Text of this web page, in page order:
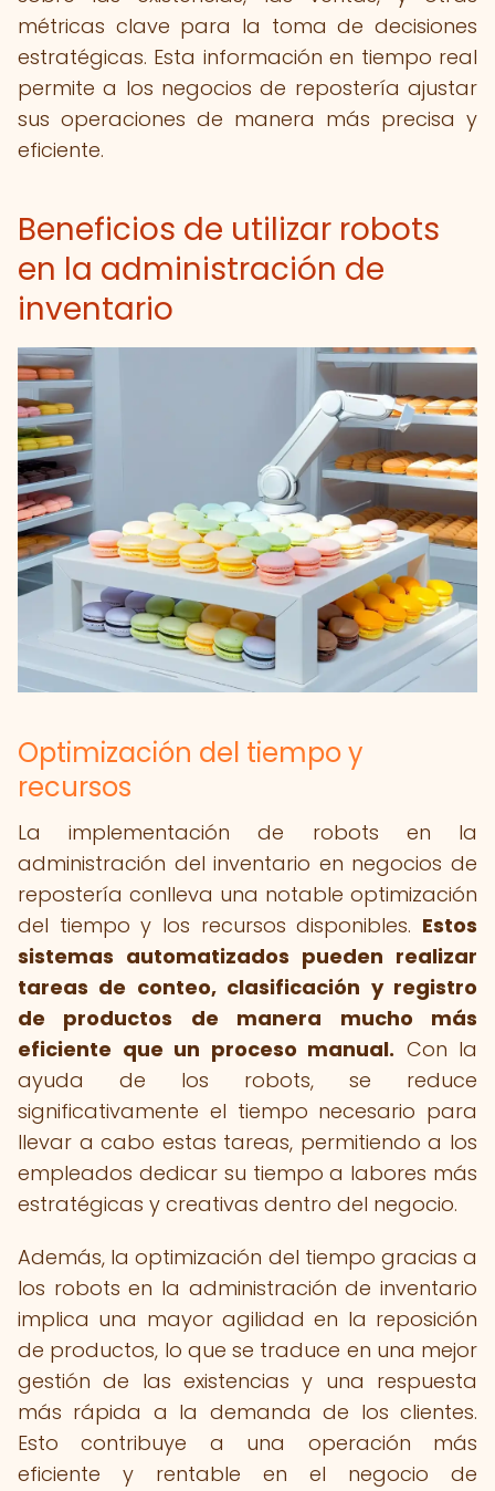
métricas clave para la toma de decisiones
estratégicas. Esta información en tiempo real
permite a los negocios de repostería ajustar
sus operaciones de manera más precisa y
eficiente.
Beneficios de utilizar robots
en la administración de
inventario
Optimización del tiempo y
recursos
La implementación de robots en la
administración del inventario en negocios de
repostería conlleva una notable optimización
del tiempo y los recursos disponibles. Estos
sistemas automatizados pueden realizar
tareas de conteo, clasificación y registro
de productos de manera mucho más
eficiente que un proceso manual. Con la
ayuda de los robots, se reduce
significativamente el tiempo necesario para
llevar a cabo estas tareas, permitiendo a los
empleados dedicar su tiempo a labores más
estratégicas y creativas dentro del negocio.
Además, la optimización del tiempo gracias a
los robots en la administración de inventario
implica una mayor agilidad en la reposición
de productos, lo que se traduce en una mejor
gestión de las existencias y una respuesta
más rápida a la demanda de los clientes.
Esto contribuye a una operación más
eficiente y rentable en el negocio de